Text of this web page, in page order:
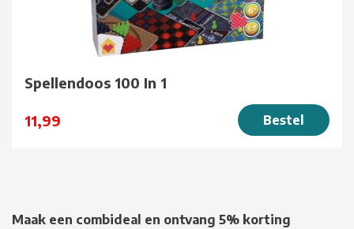
Spellendoos 100 In 1
11,99 Bestel
Maak een combideal en ontvang 5% korting